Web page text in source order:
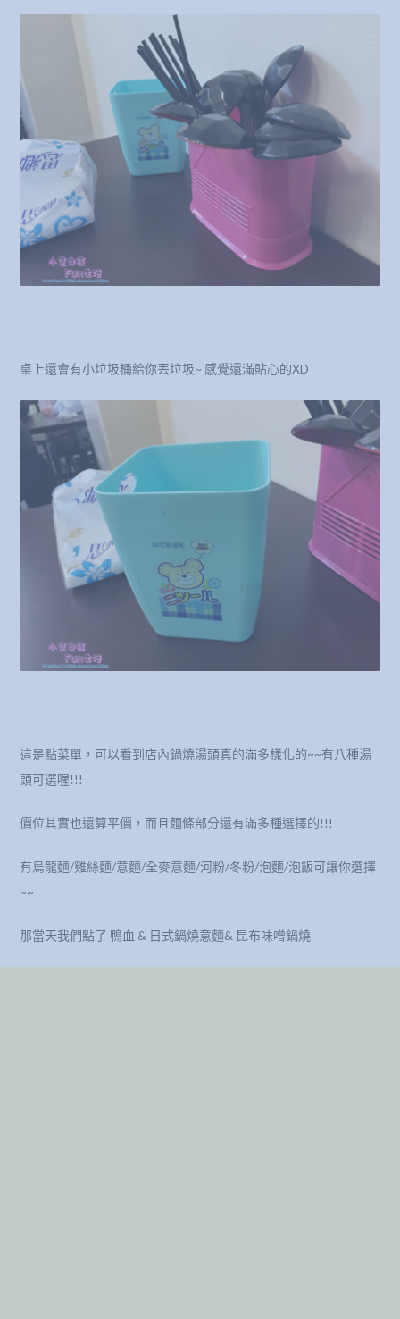
桌上還會有小垃圾桶給你丟垃圾~ 感覺還滿貼心的XD
這是點菜單，可以看到店內鍋燒湯頭真的滿多樣化的~~有八種湯
頭可選喔!!!
價位其實也還算平價，而且麵條部分還有滿多種選擇的!!!
有烏龍麵/雞絲麵/意麵/全麥意麵/河粉/冬粉/泡麵/泡飯可讓你選擇
~~
那當天我們點了 鴨血 & 日式鍋燒意麵& 昆布味噌鍋燒